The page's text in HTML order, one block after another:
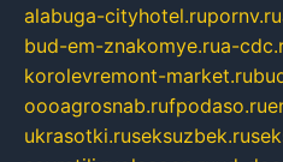
alabuga-cityhotel.rupornv.ru
bud-em-znakomye.rua-
korolevremont-market.ru
oooagrosnab.rufpodaso.ru
ukrasotki.ruseksuzbek.ru